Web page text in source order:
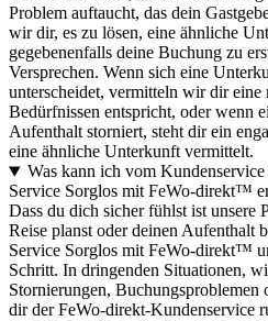
Problem auftaucht, das dein
wir dir, es zu lösen, eine ähnliche
gegebenenfalls deine Buchung zu
Versprechen. Wenn sich eine
unterscheidet, vermitteln wir dir
Bedürfnissen entspricht, oder wenn
Aufenthalt storniert, steht dir ein
eine ähnliche Unterkunft vermittelt.
Was kann ich vom
Service Sorglos mit FeWo-direkt™
Dass du dich sicher fühlst ist unsere
Reise planst oder deinen Aufenthalt
Service Sorglos mit FeWo-direkt™
Schritt. In dringenden Situationen,
Stornierungen, Buchungsproblemen
dir der FeWo-direkt-Kundenservice